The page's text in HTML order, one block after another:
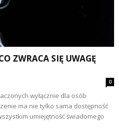
ZWRACA SIĘ UWAGĘ
0
wyłącznie dla osób
ma nie tylko sama dostępność
umiejętność świadomego